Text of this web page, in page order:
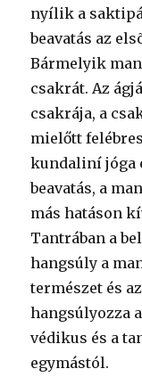
nyílik a
beavatás az
Bármelyik
csakrát. Az
csakrája, a
mielőtt
kundaliní jóga
beavatás, a
más hatáson
Tantrában a
hangsúly a
természet és
hangsúlyozza
védikus és a
egymástól.